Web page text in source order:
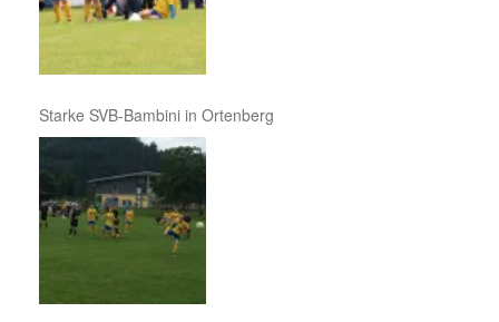
Starke SVB-Bambini in Ortenberg